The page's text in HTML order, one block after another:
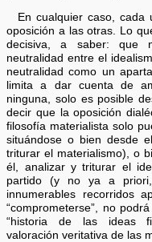
En cualquier caso,
oposición a las otras. Lo
decisiva, a saber: que
neutralidad entre el
neutralidad como un
limita a dar cuenta de
ninguna, solo es posible
decir que la oposición
filosofía materialista solo
situándose o bien desde
triturar el materialismo), o
él, analizar y triturar el
partido (y no ya a priori,
innumerables recorridos
“comprometerse”, no
“historia de las ideas
valoración veritativa de las